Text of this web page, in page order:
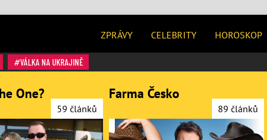
ZPRÁVY CELEBRITY HOROSKOP
VÁLKA NA UKRAJINĚ
One?
59 článků
Farma Česko
89 článků